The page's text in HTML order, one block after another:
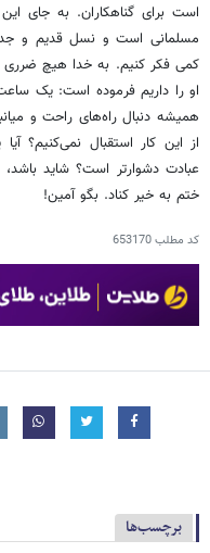
است برای گناهکاران. به جای
مسلمانی است و نسل قدیم و
کمی فکر کنیم. به خدا هیچ ضرری
او را داریم فرموده است: یک
همیشه دنبال راه‌های راحت و
از این کار استقبال نمی‌کنیم؟
عبادت دشوارتر است؟ شاید
ختم به خیر کناد. بگو آمین!
کد مطلب653170
برچسب‌ها